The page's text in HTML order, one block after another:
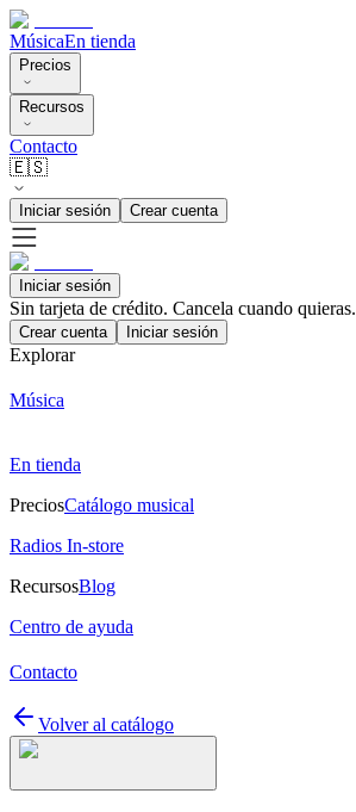
MúsicaEn tienda
Precios
Recursos
Contacto
🇪🇸
Iniciar sesión Crear cuenta
Iniciar sesión
Sin tarjeta de crédito. Cancela cuando quieras.
Crear cuenta Iniciar sesión
Explorar
Música
En tienda
PreciosCatálogo musical
Radios In-store
RecursosBlog
Centro de ayuda
Contacto
Volver al catálogo